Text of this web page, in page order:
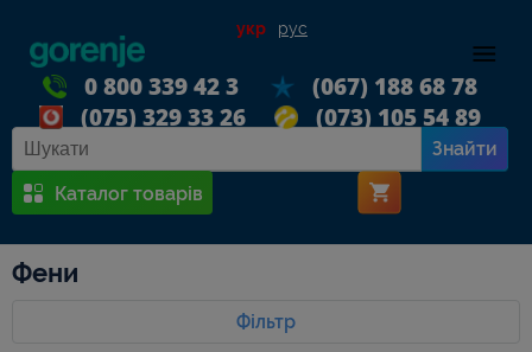
укр рус
0 800 339 42 3
(067) 188 68 78
(075) 329 33 26
(073) 105 54 89
Каталог товарів
Знайти
Фени
Фільтр